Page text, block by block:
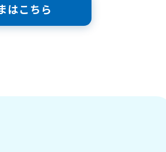
はこちら